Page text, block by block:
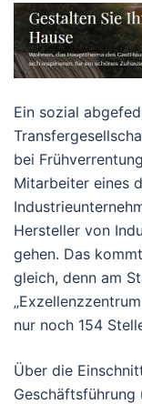
Ein sozial
bei
Mitarbeiter eines
Hersteller von
gehen. Das
gleich, denn am
nur noch 154
Über die
Geschäftsführung